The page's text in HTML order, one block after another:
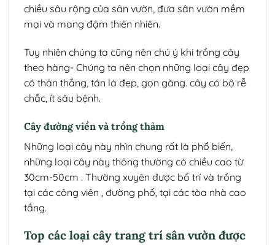
chiều sâu rộng của sân vườn, đưa sân vườn mềm
mại và mang đậm thiên nhiên.
Tuy nhiên chúng ta cũng nên chú ý khi trồng cây
theo hàng- Chúng ta nên chọn những loại cây đẹp
có thân thẳng, tán lá đẹp, gọn gàng. cây có bộ rễ
chắc, ít sâu bệnh.
Cây đường viền và trồng thảm
Những loại cây này nhìn chung rất là phổ biến,
những loại cây này thông thường có chiều cao từ
30cm-50cm . Thường xuyên được bố trí và trồng
tại các công viên , đường phố, tại các tòa nhà cao
tầng.
Top các loại cây trang trí sân vườn được